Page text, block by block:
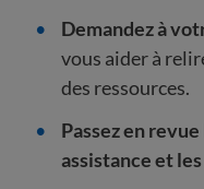
Demandez à
vous aider à
des ressources.
Passez en
assistance et